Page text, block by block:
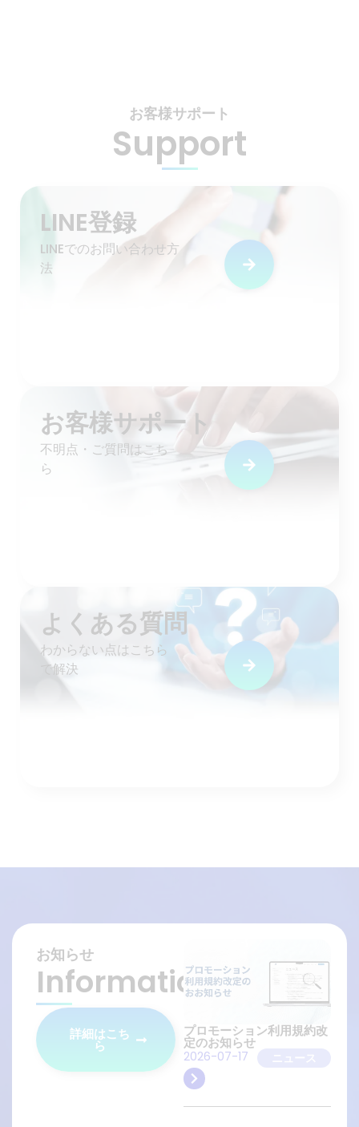
お客様サポート
Support
LINE登録
LINEでのお問い合わせ方
法
お客様サポート
不明点・ご質問はこち
ら
よくある質問
わからない点はこちら
で解決
お知らせ
Information
詳細はこち
ら
プロモーション利用規約改
定のお知らせ
2026-07-17